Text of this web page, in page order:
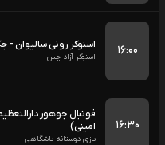
۱۶:۰۰ اسنوکر رونی سالیوان
اسنوکر آزاد چین
۱۶:۳۰
فوتبال جوهور
امینی)
بازی دوستانه باشگاهی